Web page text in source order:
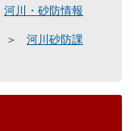
河川・砂防情報
河川砂防課